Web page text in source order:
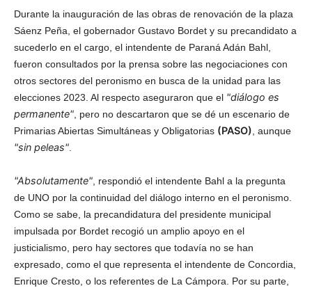
Durante la inauguración de las obras de renovación de la plaza
Sáenz Peña, el gobernador Gustavo Bordet y su precandidato a
sucederlo en el cargo, el intendente de Paraná Adán Bahl,
fueron consultados por la prensa sobre las negociaciones con
otros sectores del peronismo en busca de la unidad para las
elecciones 2023. Al respecto aseguraron que el "diálogo es
permanente" , pero no descartaron que se dé un escenario de
Primarias Abiertas Simultáneas y Obligatorias (PASO) , aunque
"sin peleas"
"Absolutamente" , respondió el intendente Bahl a la pregunta
de UNO por la continuidad del diálogo interno en el peronismo.
Como se sabe, la precandidatura del presidente municipal
impulsada por Bordet recogió un amplio apoyo en el
justicialismo, pero hay sectores que todavía no se han
expresado, como el que representa el intendente de Concordia,
Enrique Cresto, o los referentes de La Cámpora. Por su parte,